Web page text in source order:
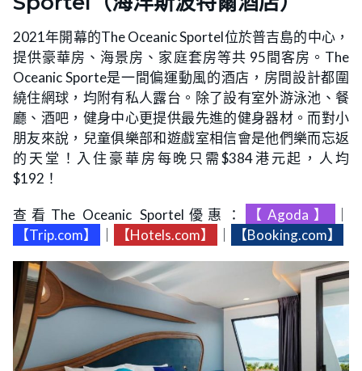
2021年開幕的The Oceanic Sportel位於普吉島的中心，
提供豪華房、海景房、家庭套房等共 95間客房。The
Oceanic Sporte是一間偏運動風的酒店，房間設計都圍
繞住網球，均附有私人露台。除了設有室外游泳池、餐
廳、酒吧，健身中心更提供最先進的健身器材。而對小
朋友來說，兒童俱樂部和遊戲室相信會是他們樂而忘返
的天堂！入住豪華房每晚只需$384港元起，人均
$192！
查看The Oceanic Sportel優惠： 【Agoda】
【Trip.com】
【Hotels.com】 【Booking.com】